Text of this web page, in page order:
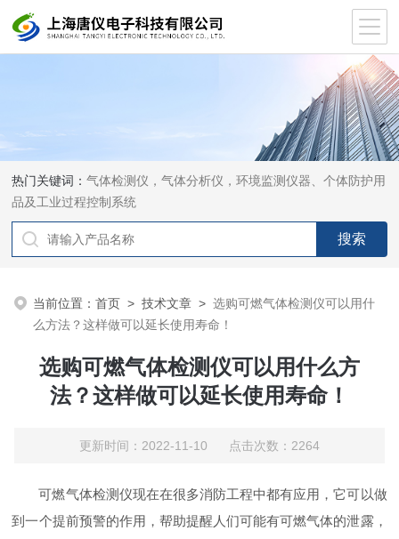
热门关键词：气体检测仪，气体分析仪，环境监测仪器、个体防护用
品及工业过程控制系统
当前位置：首页 >技术文章 >选购可燃气体检测仪可以用什
么方法？这样做可以延长使用寿命！
选购可燃气体检测仪可以用什么方
法？这样做可以延长使用寿命！
更新时间：2022-11-10 点击次数：2264
可燃气体检测仪现在在很多消防工程中都有应用，它可以做
到一个提前预警的作用，帮助提醒人们可能有可燃气体的泄露，